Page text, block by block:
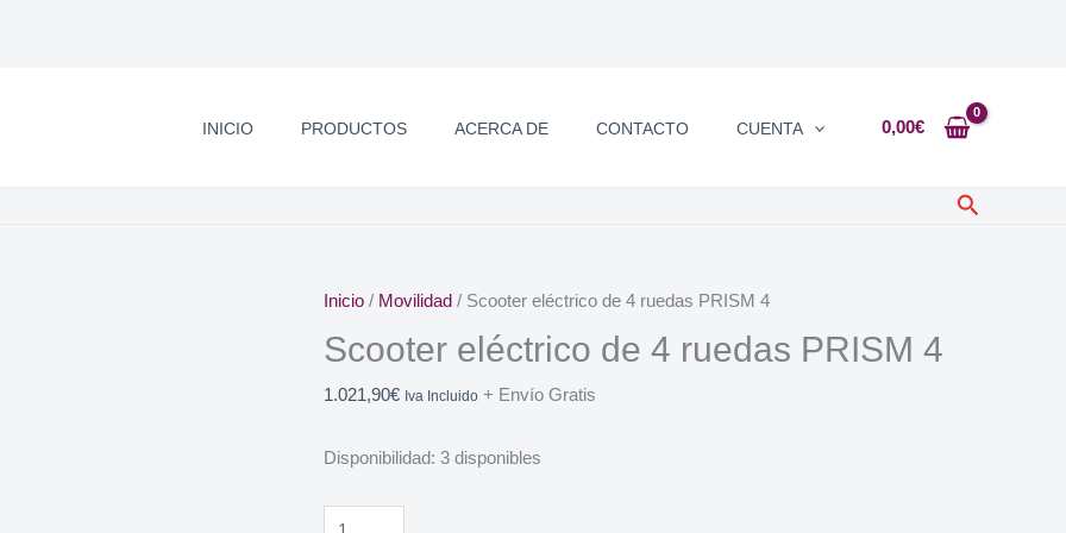
INICIO PRODUCTOS ACERCA DE CONTACTO CUENTA 0,00€
Buscar
Inicio / Movilidad / Scooter eléctrico de 4 ruedas PRISM 4
Scooter eléctrico de 4 ruedas PRISM 4
1.021,90€ Iva Incluido + Envío Gratis
Disponibilidad: 3 disponibles
Scooter